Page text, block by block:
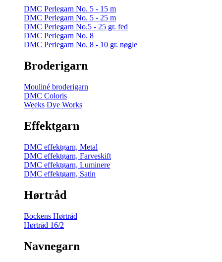
DMC Perlegarn No. 5 - 15 m
DMC Perlegarn No. 5 - 25 m
DMC Perlegarn No.5 - 25 gr. fed
DMC Perlegarn No. 8
DMC Perlegarn No. 8 - 10 gr. nøgle
Broderigarn
Mouliné broderigarn
DMC Coloris
Weeks Dye Works
Effektgarn
DMC effektgarn, Metal
DMC effektgarn, Farveskift
DMC effektgarn, Luminere
DMC effektgarn, Satin
Hørtråd
Bockens Hørtråd
Hørtråd 16/2
Navnegarn